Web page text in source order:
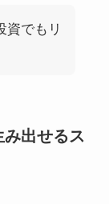
資でもリ
出せるス